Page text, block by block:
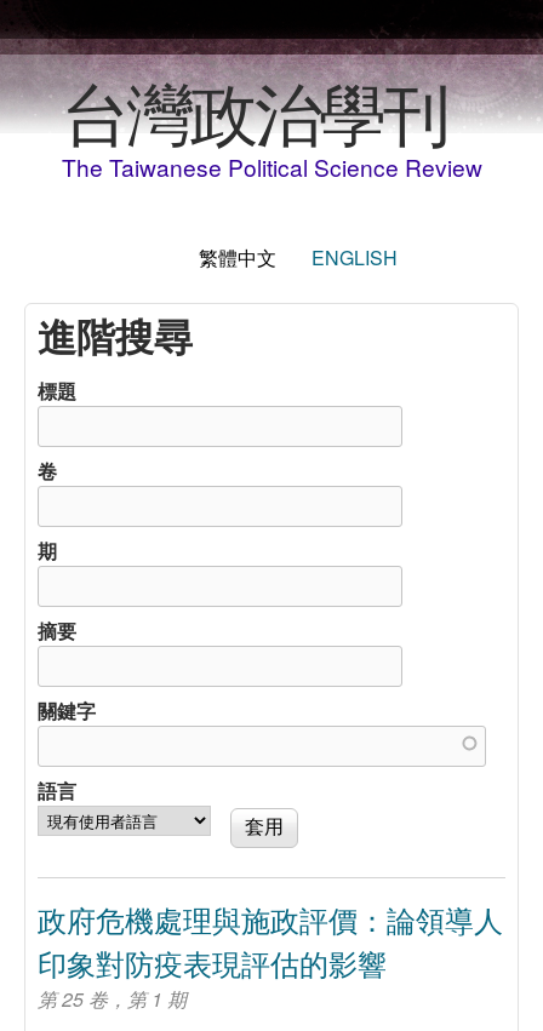
台灣政治學刊
The Taiwanese Political Science Review
繁體中文 ENGLISH
進階搜尋
標題
卷
期
摘要
關鍵字
語言
政府危機處理與施政評價：論領導人
印象對防疫表現評估的影響
第 25 卷，第 1 期